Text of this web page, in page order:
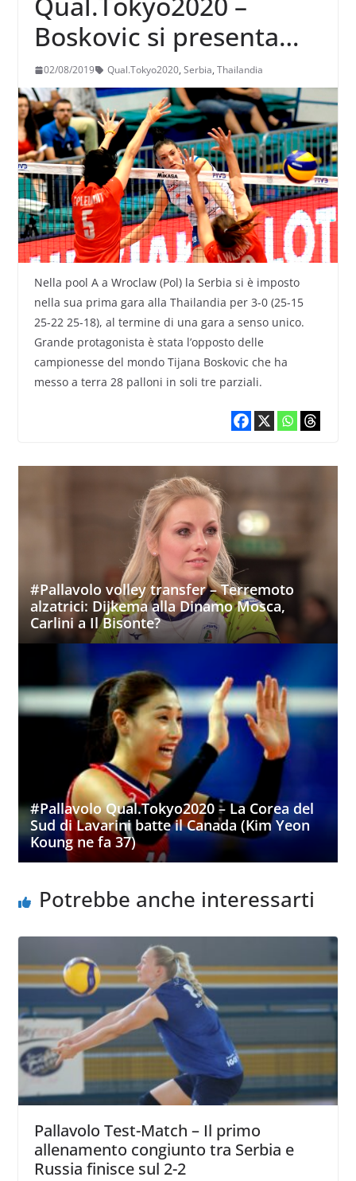
Boskovic si presenta
con 28 punti contro la
Thailandia
02/08/2019 Qual.Tokyo2020, Serbia, Thailandia
Nella pool A a Wroclaw (Pol) la Serbia si è imposto
nella sua prima gara alla Thailandia per 3-0 (25-15
25-22 25-18), al termine di una gara a senso unico.
Grande protagonista è stata l’opposto delle
campionesse del mondo Tijana Boskovic che ha
messo a terra 28 palloni in soli tre parziali.
#Pallavolo volley transfer – Terremoto
alzatrici: Dijkema alla Dinamo Mosca,
Carlini a Il Bisonte?
#Pallavolo Qual.Tokyo2020 – La Corea del
Sud di Lavarini batte il Canada (Kim Yeon
Koung ne fa 37)
Potrebbe anche interessarti
Pallavolo Test-Match – Il primo
allenamento congiunto tra Serbia e
Russia finisce sul 2-2